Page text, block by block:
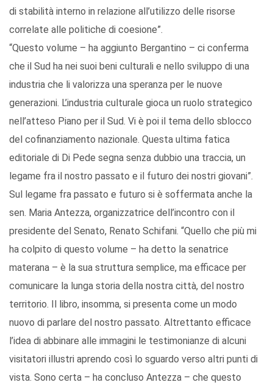
di stabilità interno in relazione all’utilizzo delle risorse
correlate alle politiche di coesione”.
“Questo volume – ha aggiunto Bergantino – ci conferma
che il Sud ha nei suoi beni culturali e nello sviluppo di una
industria che li valorizza una speranza per le nuove
generazioni. L’industria culturale gioca un ruolo strategico
nell’atteso Piano per il Sud. Vi è poi il tema dello sblocco
del cofinanziamento nazionale. Questa ultima fatica
editoriale di Di Pede segna senza dubbio una traccia, un
legame fra il nostro passato e il futuro dei nostri giovani”.
Sul legame fra passato e futuro si è soffermata anche la
sen. Maria Antezza, organizzatrice dell’incontro con il
presidente del Senato, Renato Schifani. “Quello che più mi
ha colpito di questo volume – ha detto la senatrice
materana – è la sua struttura semplice, ma efficace per
comunicare la lunga storia della nostra città, del nostro
territorio. Il libro, insomma, si presenta come un modo
nuovo di parlare del nostro passato. Altrettanto efficace
l’idea di abbinare alle immagini le testimonianze di alcuni
visitatori illustri aprendo così lo sguardo verso altri punti di
vista. Sono certa – ha concluso Antezza – che questo